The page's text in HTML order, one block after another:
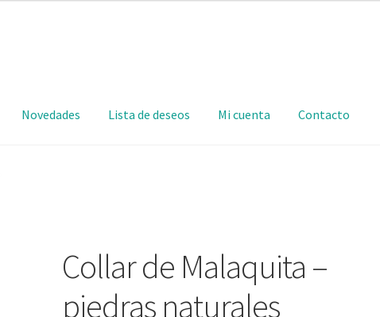
Novedades Lista de deseos Mi cuenta Contacto
Collar de Malaquita –
piedras naturales